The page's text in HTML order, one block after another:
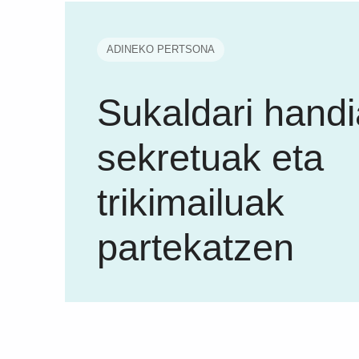
ADINEKO PERTSONA
Sukaldari
sekretuak eta
trikimailuak
partekatzen